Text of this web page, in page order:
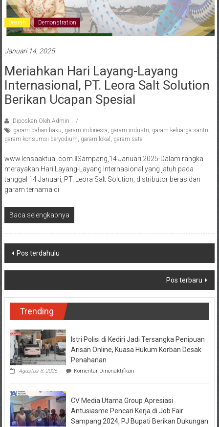
Dearah Demonstration
Januari 14, 2025
Meriahkan Hari Layang-Layang
Internasional, PT. Leora Salt Solution
Berikan Ucapan Spesial
Diposkan Oleh:Admin
garam bahan baku, garam indonesia, garam industri, garam keluarga santri,
garam konsumsi beryodium, garam lokal , garam sate
www.lensaaktual.com.ǁSampang,14 Januari 2025-Dalam rangka
merayakan Hari Layang-Layang Internasional yang jatuh pada
tanggal 14 Januari, PT. Leora Salt Solution, distributor beras dan
garam ternama di
Baca selengkapnya
Navigasi
pos
Pos terdahulu
Pos terbaru
Trending
Istri Polisi di Kediri Jadi Tersangka Penipuan
Arisan Online, Kuasa Hukum Korban Desak
Penahanan
Agustus 8, 2026 Komentar Dinonaktifkanpada
Polisi
Kediri
Jadi
Tersangka
Penipuan
CV Media Utama Group Apresiasi
Antusiasme Pencari Kerja di Job Fair
Sampang 2024, PJ Bupati Berikan Dukungan